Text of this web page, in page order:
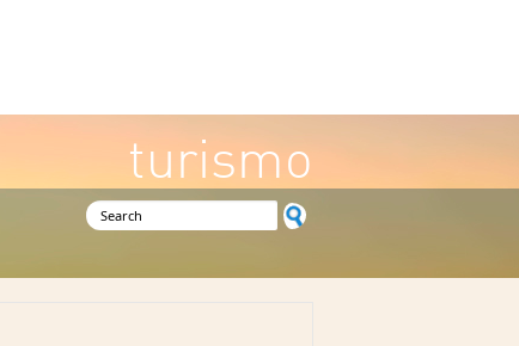
turismo
Search form